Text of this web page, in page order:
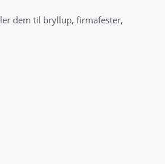
dem til bryllup, firmafester,